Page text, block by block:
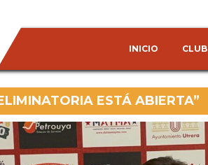
INICIO CLUB
ESTÁ ABIERTA”